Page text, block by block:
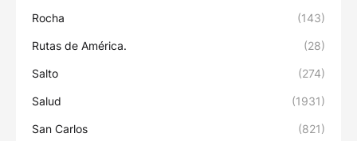
Rocha (143)
Rutas de América. (28)
Salto (274)
Salud (1931)
San Carlos (821)